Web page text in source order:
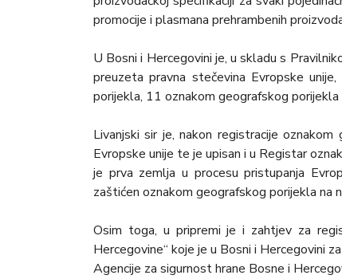
promocije i plasmana prehrambenih
U Bosni i Hercegovini je, u skladu s
preuzeta pravna stečevina Evropske
porijekla, 11 oznakom geografskog
Livanjski sir je, nakon registracije
Evropske unije te je upisan i u Registar
je prva zemlja u procesu pristupanja
zaštićen oznakom geografskog porijekla na
Osim toga, u pripremi je i zahtjev za
Hercegovine“ koje je u Bosni i Hercegovini
Agencije za sigurnost hrane Bosne i